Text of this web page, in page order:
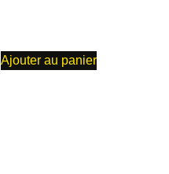
Ajouter au panier